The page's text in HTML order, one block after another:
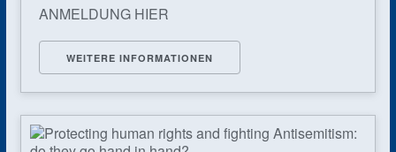
ANMELDUNG HIER
WEITERE INFORMATIONEN